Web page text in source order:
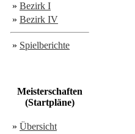
» Bezirk I
» Bezirk IV
» Spielberichte
Meisterschaften
(Startpläne)
» Übersicht